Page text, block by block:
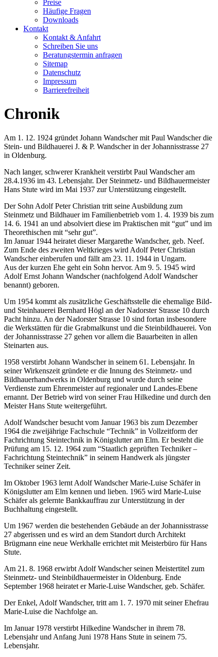
Preise
Häufige Fragen
Downloads
Kontakt
Kontakt & Anfahrt
Schreiben Sie uns
Beratungstermin anfragen
Sitemap
Datenschutz
Impressum
Barrierefreiheit
Chronik
Am 1. 12. 1924 gründet Johann Wandscher mit Paul Wandscher die
Stein- und Bildhauerei J. & P. Wandscher in der Johannisstrasse 27
in Oldenburg.
Nach langer, schwerer Krankheit verstirbt Paul Wandscher am
28.4.1936 im 43. Lebensjahr. Der Steinmetz- und Bildhauermeister
Hans Stute wird im Mai 1937 zur Unterstützung eingestellt.
Der Sohn Adolf Peter Christian tritt seine Ausbildung zum
Steinmetz und Bildhauer im Familienbetrieb vom 1. 4. 1939 bis zum
14. 6. 1941 an und absolviert diese im Praktischen mit “gut” und im
Theorethischen mit “sehr gut”.
Im Januar 1944 heiratet dieser Margarethe Wandscher, geb. Neef.
Zum Ende des zweiten Weltkrieges wird Adolf Peter Christian
Wandscher einberufen und fällt am 23. 11. 1944 in Ungarn.
Aus der kurzen Ehe geht ein Sohn hervor. Am 9. 5. 1945 wird
Adolf Ernst Johann Wandscher (nachfolgend Adolf Wandscher
benannt) geboren.
Um 1954 kommt als zusätzliche Geschäftsstelle die ehemalige Bild-
und Steinhauerei Bernhard Högl an der Nadorster Strasse 10 durch
Pacht hinzu. An der Nadorster Strasse 10 sind fortan insbesondere
die Werkstätten für die Grabmalkunst und die Steinbildhauerei. Von
der Johannisstrasse 27 gehen vor allem die Bauarbeiten in allen
Steinarten aus.
1958 verstirbt Johann Wandscher in seinem 61. Lebensjahr. In
seiner Wirkenszeit gründete er die Innung des Steinmetz- und
Bildhauerhandwerks in Oldenburg und wurde durch seine
Verdienste zum Ehrenmeister auf regionaler und Landes-Ebene
ernannt. Der Betrieb wird von seiner Frau Hilkedine und durch den
Meister Hans Stute weitergeführt.
Adolf Wandscher besucht vom Januar 1963 bis zum Dezember
1964 die zweijährige Fachschule “Technik” in Vollzeitform der
Fachrichtung Steintechnik in Königslutter am Elm. Er besteht die
Prüfung am 15. 12. 1964 zum “Staatlich geprüften Techniker –
Fachrichtung Steintechnik” in seinem Handwerk als jüngster
Techniker seiner Zeit.
Im Oktober 1963 lernt Adolf Wandscher Marie-Luise Schäfer in
Königslutter am Elm kennen und lieben. 1965 wird Marie-Luise
Schäfer als gelernte Bankkauffrau zur Unterstützung in der
Buchhaltung eingestellt.
Um 1967 werden die bestehenden Gebäude an der Johannisstrasse
27 abgerissen und es wird an dem Standort durch Architekt
Brügmann eine neue Werkhalle errichtet mit Meisterbüro für Hans
Stute.
Am 21. 8. 1968 erwirbt Adolf Wandscher seinen Meistertitel zum
Steinmetz- und Steinbildhauermeister in Oldenburg. Ende
September 1968 heiratet er Marie-Luise Wandscher, geb. Schäfer.
Der Enkel, Adolf Wandscher, tritt am 1. 7. 1970 mit seiner Ehefrau
Marie-Luise die Nachfolge an.
Im Januar 1978 verstirbt Hilkedine Wandscher in ihrem 78.
Lebensjahr und Anfang Juni 1978 Hans Stute in seinem 75.
Lebensjahr.